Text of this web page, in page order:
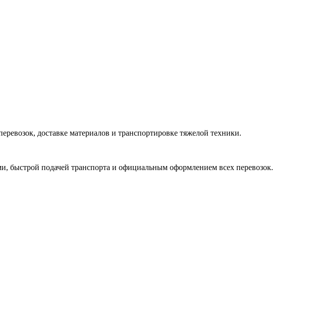
доставке материалов и транспортировке тяжелой техники.
подачей транспорта и официальным оформлением всех перевозок.